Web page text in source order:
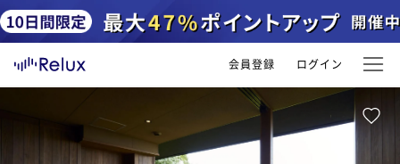
会員登録 ログイン